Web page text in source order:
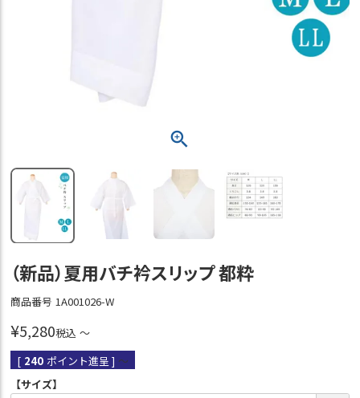
（新品）夏用バチ衿スリップ 都粋
商品番号 1A001026-W
¥5,280税込 〜
[ 240 ポイント進呈 ] 〜
【サイズ】